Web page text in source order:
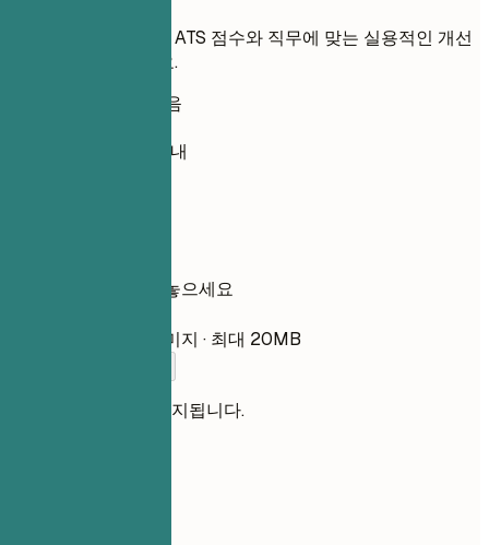
이력서를 업로드하고 ATS 점수와 직무에 맞는 실용적인 개선
점을 즉시 확인하세요.
가입 필요 없음
보통 30초 이내
여기에 이력서를 놓으세요
PDF, DOCX, TXT, 이미지 · 최대 20MB
파일은 비공개로 유지됩니다.